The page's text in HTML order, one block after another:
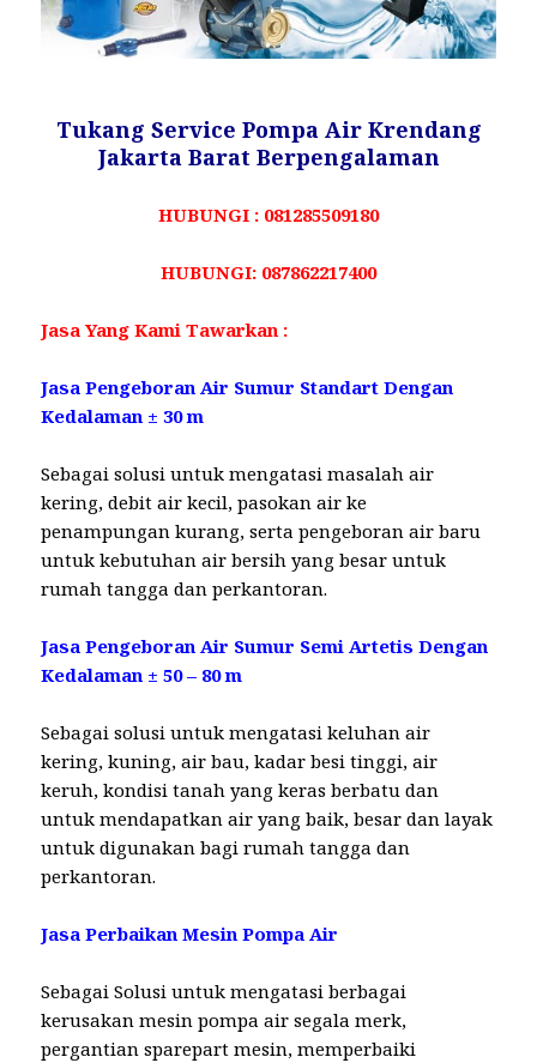
Tukang Service Pompa Air Krendang
Jakarta Barat Berpengalaman
HUBUNGI : 081285509180
HUBUNGI: 087862217400
Jasa Yang Kami Tawarkan :
Jasa Pengeboran Air Sumur Standart Dengan
Kedalaman ± 30 m
Sebagai solusi untuk mengatasi masalah air
kering, debit air kecil, pasokan air ke
penampungan kurang, serta pengeboran air baru
untuk kebutuhan air bersih yang besar untuk
rumah tangga dan perkantoran.
Jasa Pengeboran Air Sumur Semi Artetis Dengan
Kedalaman ± 50 – 80 m
Sebagai solusi untuk mengatasi keluhan air
kering, kuning, air bau, kadar besi tinggi, air
keruh, kondisi tanah yang keras berbatu dan
untuk mendapatkan air yang baik, besar dan layak
untuk digunakan bagi rumah tangga dan
perkantoran.
Jasa Perbaikan Mesin Pompa Air
Sebagai Solusi untuk mengatasi berbagai
kerusakan mesin pompa air segala merk,
pergantian sparepart mesin, memperbaiki